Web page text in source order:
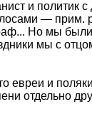
и политик
— прим.
Но мы
мы с
евреи и
отдельно